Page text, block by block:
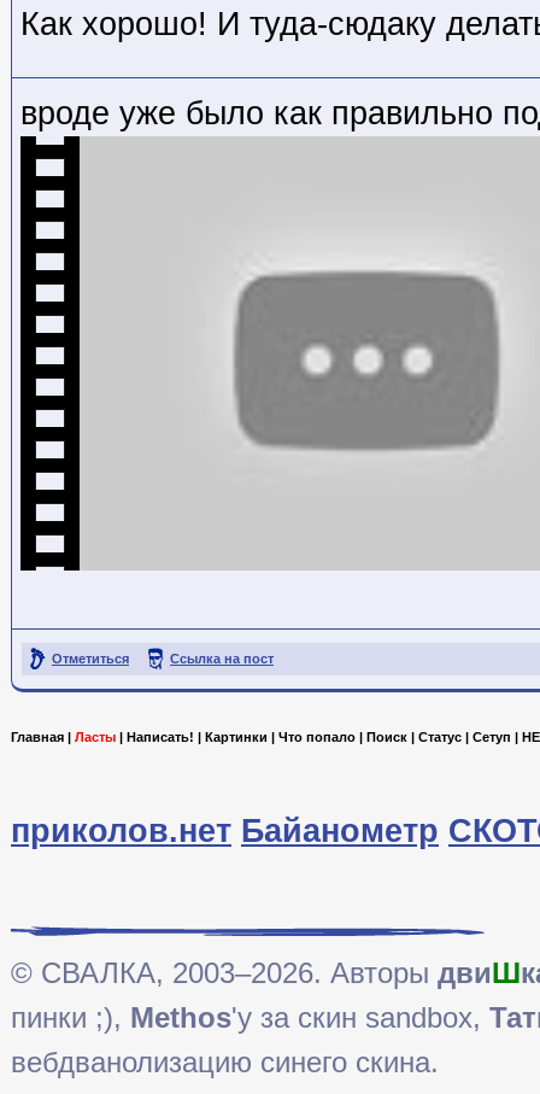
Как хорошо! И туда-сюдаку
вроде уже было как правильно
Отметиться Ссылка на пост
Главная | Ласты | Написать! | Картинки | Что попало | Поиск | Статус | Сетуп |
приколов.нет Байанометр
© СВАЛКА, 2003–2026. Авторы двиШ
пинки ;), Methos'у за скин sandbox,
вебдванолизацию синего скина.